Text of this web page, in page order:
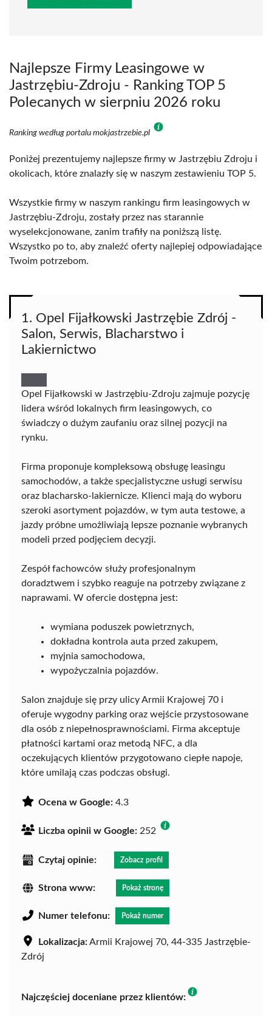
Najlepsze Firmy Leasingowe w
Jastrzębiu-Zdroju - Ranking TOP 5
Polecanych w sierpniu 2026 roku
Ranking według portalu mokjastrzebie.pl
Poniżej prezentujemy najlepsze firmy w Jastrzębiu Zdroju i
okolicach, które znalazły się w naszym zestawieniu TOP 5.
Wszystkie firmy w naszym rankingu firm leasingowych w
Jastrzębiu-Zdroju, zostały przez nas starannie
wyselekcjonowane, zanim trafiły na poniższą listę.
Wszystko po to, aby znaleźć oferty najlepiej odpowiadające
Twoim potrzebom.
1. Opel Fijałkowski Jastrzębie Zdrój -
Salon, Serwis, Blacharstwo i
Lakiernictwo
Opel Fijałkowski w Jastrzębiu-Zdroju zajmuje pozycję
lidera wśród lokalnych firm leasingowych, co
świadczy o dużym zaufaniu oraz silnej pozycji na
rynku.
Firma proponuje kompleksową obsługę leasingu
samochodów, a także specjalistyczne usługi serwisu
oraz blacharsko-lakiernicze. Klienci mają do wyboru
szeroki asortyment pojazdów, w tym auta testowe, a
jazdy próbne umożliwiają lepsze poznanie wybranych
modeli przed podjęciem decyzji.
Zespół fachowców służy profesjonalnym
doradztwem i szybko reaguje na potrzeby związane z
naprawami. W ofercie dostępna jest:
wymiana poduszek powietrznych,
dokładna kontrola auta przed zakupem,
myjnia samochodowa,
wypożyczalnia pojazdów.
Salon znajduje się przy ulicy Armii Krajowej 70 i
oferuje wygodny parking oraz wejście przystosowane
dla osób z niepełnosprawnościami. Firma akceptuje
płatności kartami oraz metodą NFC, a dla
oczekujących klientów przygotowano ciepłe napoje,
które umilają czas podczas obsługi.
Ocena w Google: 4.3
Liczba opinii w Google: 252
Czytaj opinie: Zobacz profil
Strona www: Pokaż stronę
Numer telefonu: Pokaż numer
Lokalizacja:Armii Krajowej 70, 44-335 Jastrzębie-
Zdrój
Najczęściej doceniane przez klientów: